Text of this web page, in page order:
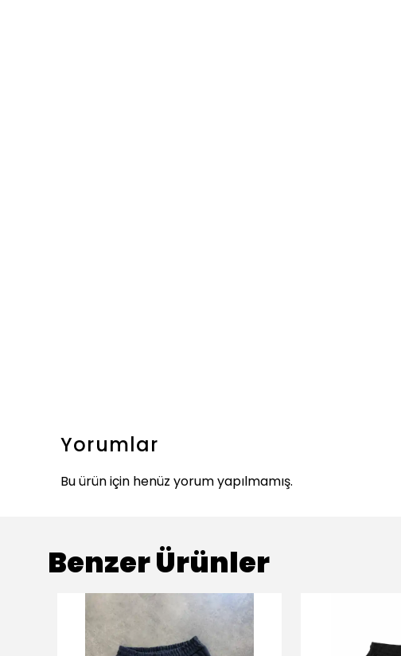
Yorumlar
Bu ürün için henüz yorum yapılmamış.
Benzer Ürünler